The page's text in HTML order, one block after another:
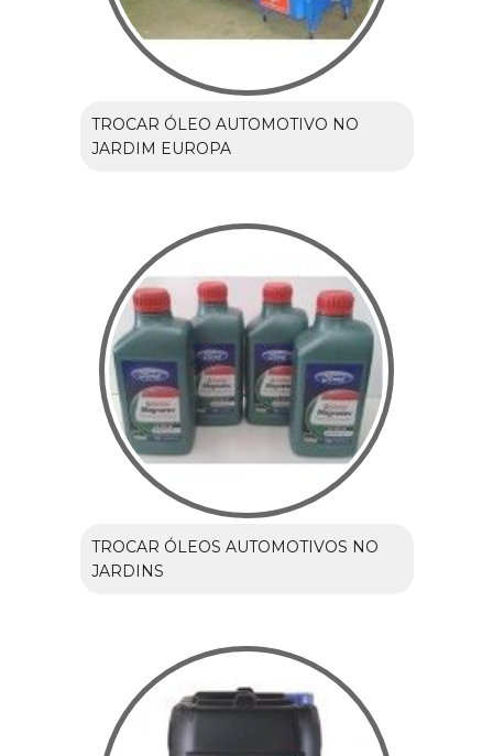
TROCAR ÓLEO AUTOMOTIVO NO
JARDIM EUROPA
TROCAR ÓLEOS AUTOMOTIVOS NO
JARDINS